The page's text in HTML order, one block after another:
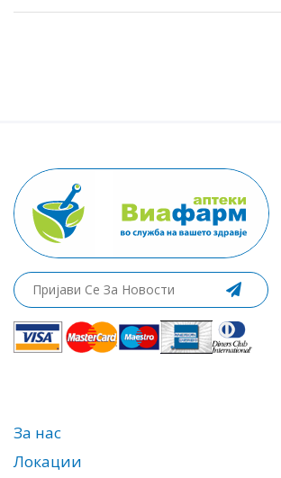
За нас
Локации